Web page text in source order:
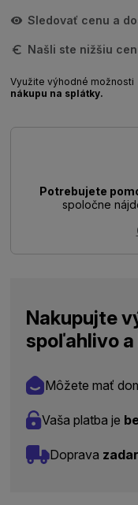
Sledovať cenu a
Našli ste nižšiu
Využite výhodné možnosti
nákupu na splátky.
Potrebujete
spoločne
Nakupujte
spoľahlivo
Môžete mať
Vaša platba je
Doprava